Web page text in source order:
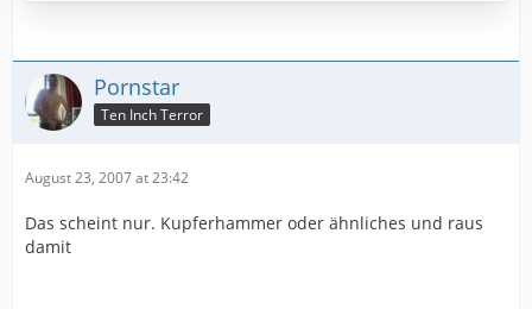
Pornstar
Ten Inch Terror
August 23, 2007 at 23:42
Das scheint nur. Kupferhammer oder ähnliches und raus
damit